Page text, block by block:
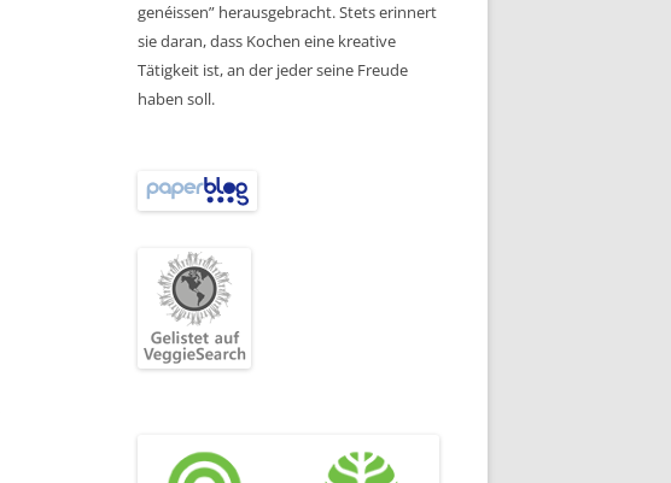
genéissen” herausgebracht. Stets erinnert
sie daran, dass Kochen eine kreative
Tätigkeit ist, an der jeder seine Freude
haben soll.